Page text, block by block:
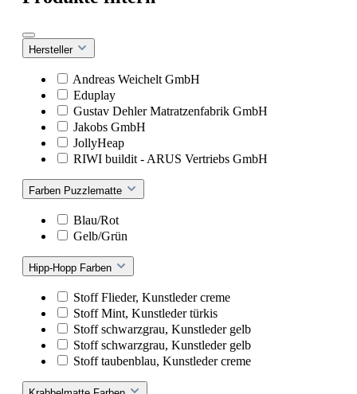
Hersteller
Andreas Weichelt GmbH
Eduplay
Gustav Dehler Matratzenfabrik GmbH
Jakobs GmbH
JollyHeap
RIWI buildit - ARUS Vertriebs GmbH
Farben Puzzlematte
Blau/Rot
Gelb/Grün
Hipp-Hopp Farben
Stoff Flieder, Kunstleder creme
Stoff Mint, Kunstleder türkis
Stoff schwarzgrau, Kunstleder gelb
Stoff schwarzgrau, Kunstleder gelb
Stoff taubenblau, Kunstleder creme